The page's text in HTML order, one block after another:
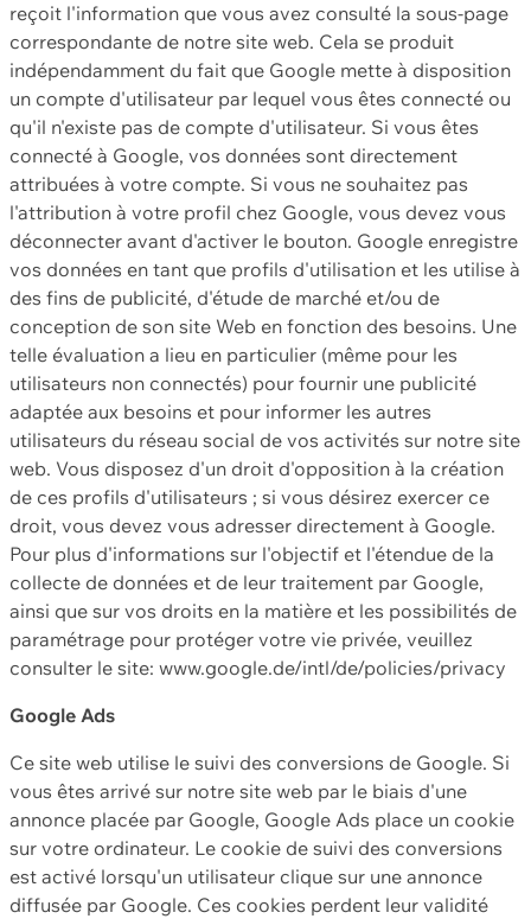
reçoit l'information que vous avez consulté la sous-page
correspondante de notre site web. Cela se produit
indépendamment du fait que Google mette à disposition
un compte d'utilisateur par lequel vous êtes connecté ou
qu'il n'existe pas de compte d'utilisateur. Si vous êtes
connecté à Google, vos données sont directement
attribuées à votre compte. Si vous ne souhaitez pas
l'attribution à votre profil chez Google, vous devez vous
déconnecter avant d'activer le bouton. Google enregistre
vos données en tant que profils d'utilisation et les utilise à
des fins de publicité, d'étude de marché et/ou de
conception de son site Web en fonction des besoins. Une
telle évaluation a lieu en particulier (même pour les
utilisateurs non connectés) pour fournir une publicité
adaptée aux besoins et pour informer les autres
utilisateurs du réseau social de vos activités sur notre site
web. Vous disposez d'un droit d'opposition à la création
de ces profils d'utilisateurs ; si vous désirez exercer ce
droit, vous devez vous adresser directement à Google.
Pour plus d'informations sur l'objectif et l'étendue de la
collecte de données et de leur traitement par Google,
ainsi que sur vos droits en la matière et les possibilités de
paramétrage pour protéger votre vie privée, veuillez
consulter le site: www.google.de/intl/de/policies/privacy
Google Ads
Ce site web utilise le suivi des conversions de Google. Si
vous êtes arrivé sur notre site web par le biais d'une
annonce placée par Google, Google Ads place un cookie
sur votre ordinateur. Le cookie de suivi des conversions
est activé lorsqu'un utilisateur clique sur une annonce
diffusée par Google. Ces cookies perdent leur validité